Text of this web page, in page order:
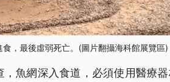
，最後虛弱死亡。(圖片翻攝海科館展覽區)
魚網深入食道，必須使用醫療